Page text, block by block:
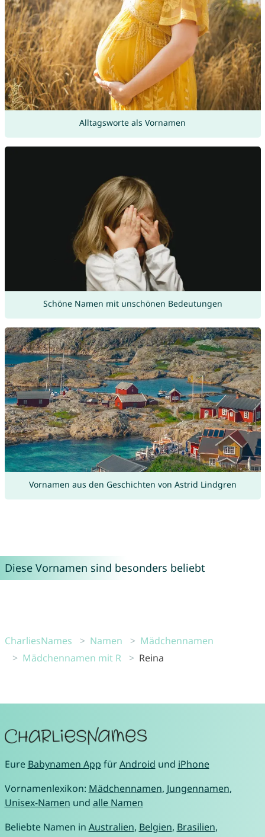
Alltagsworte als Vornamen
Schöne Namen mit unschönen Bedeutungen
Vornamen aus den Geschichten von Astrid Lindgren
Diese Vornamen sind besonders beliebt
CharliesNames Namen
Mädchennamen
Mädchennamen mit R
Reina
Eure Babynamen App fürAndroid und iPhone
Vornamenlexikon: Mädchennamen, Jungennamen,
Unisex-Namen und alle Namen
Beliebte Namen in Australien, Belgien, Brasilien,